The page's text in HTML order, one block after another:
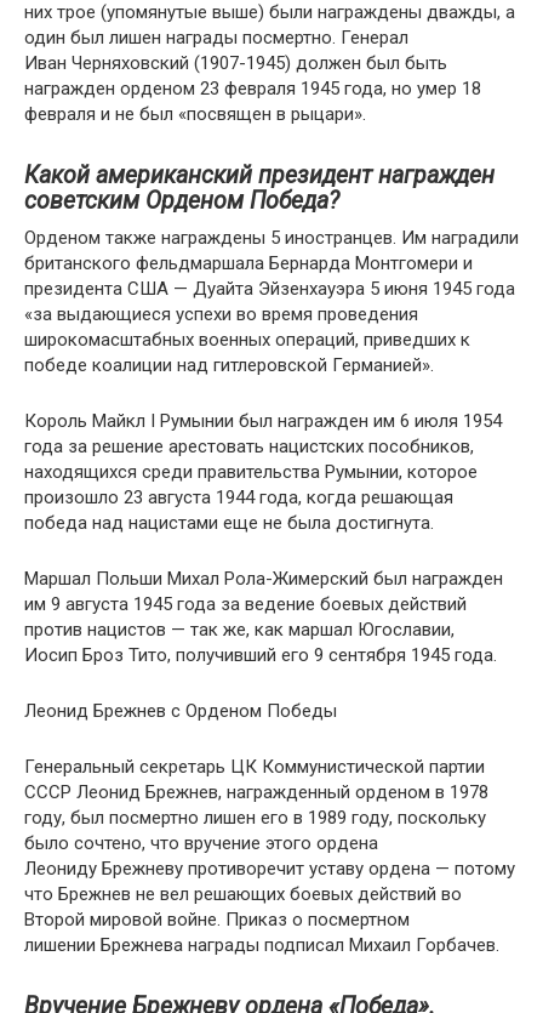
них трое (упомянутые выше) были награждены дважды, а
один был лишен награды посмертно. Генерал
Иван Черняховский (1907-1945) должен был быть
награжден орденом 23 февраля 1945 года, но умер 18
февраля и не был «посвящен в рыцари».
Какой американский президент награжден
советским Орденом Победа?
Орденом также награждены 5 иностранцев. Им наградили
британского фельдмаршала Бернарда Монтгомери и
президента США — Дуайта Эйзенхауэра 5 июня 1945 года
«за выдающиеся успехи во время проведения
широкомасштабных военных операций, приведших к
победе коалиции над гитлеровской Германией».
Король Майкл I Румынии был награжден им 6 июля 1954
года за решение арестовать нацистских пособников,
находящихся среди правительства Румынии, которое
произошло 23 августа 1944 года, когда решающая
победа над нацистами еще не была достигнута.
Маршал Польши Михал Рола-Жимерский был награжден
им 9 августа 1945 года за ведение боевых действий
против нацистов — так же, как маршал Югославии,
Иосип Броз Тито, получивший его 9 сентября 1945 года.
Леонид Брежнев с Орденом Победы
Генеральный секретарь ЦК Коммунистической партии
СССР Леонид Брежнев, награжденный орденом в 1978
году, был посмертно лишен его в 1989 году, поскольку
было сочтено, что вручение этого ордена
Леониду Брежневу противоречит уставу ордена — потому
что Брежнев не вел решающих боевых действий во
Второй мировой войне. Приказ о посмертном
лишении Брежнева награды подписал Михаил Горбачев.
Вручение Брежневу ордена «Победа».